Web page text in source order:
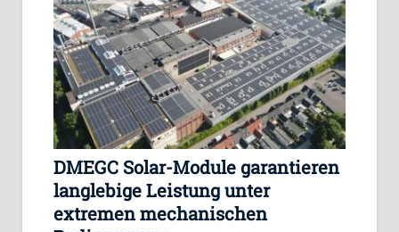
DMEGC Solar-Module garantieren
langlebige Leistung unter
extremen mechanischen